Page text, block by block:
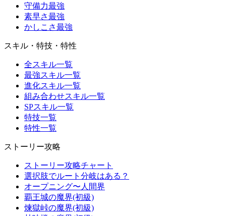
守備力最強
素早さ最強
かしこさ最強
スキル・特技・特性
全スキル一覧
最強スキル一覧
進化スキル一覧
組み合わせスキル一覧
SPスキル一覧
特技一覧
特性一覧
ストーリー攻略
ストーリー攻略チャート
選択肢でルート分岐はある？
オープニング〜人間界
覇王城の魔界(初級)
煉獄峠の魔界(初級)